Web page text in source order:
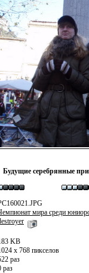
Будущие серебрянные
мира среди
KB
x 768 пикселов
раз
раз